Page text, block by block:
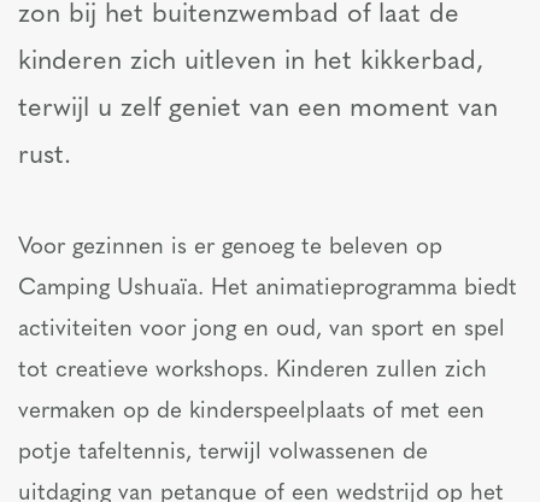
zon bij het buitenzwembad of laat de
kinderen zich uitleven in het kikkerbad,
terwijl u zelf geniet van een moment van
rust.
Voor gezinnen is er genoeg te beleven op
Camping Ushuaïa. Het animatieprogramma biedt
activiteiten voor jong en oud, van sport en spel
tot creatieve workshops. Kinderen zullen zich
vermaken op de kinderspeelplaats of met een
potje tafeltennis, terwijl volwassenen de
uitdaging van petanque of een wedstrijd op het